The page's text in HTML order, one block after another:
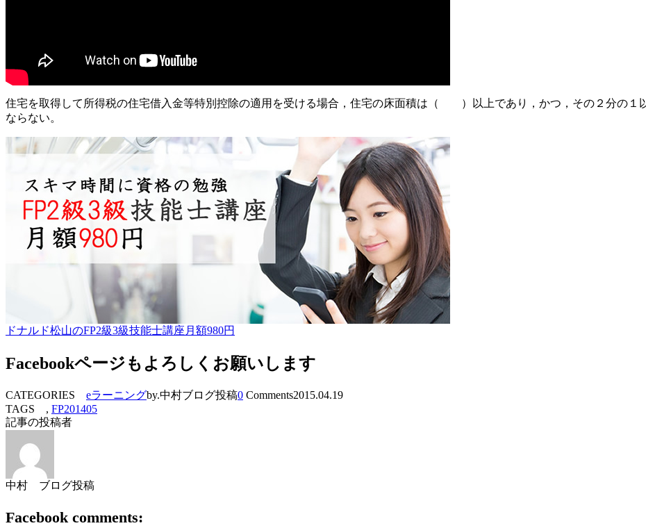
住宅を取得して所得税の住宅借入金等特別控除の適用を受ける場合，住宅の床面積は（ ）以上であり，かつ，その２分の１
ならない。
ドナルド松山のFP2級3級技能士講座月額980円
Facebookページもよろしくお願いします
CATEGORIES eラーニングby.中村ブログ投稿0 Comments2015.04.19
TAGS , FP201405
記事の投稿者
中村 ブログ投稿
Facebook comments: